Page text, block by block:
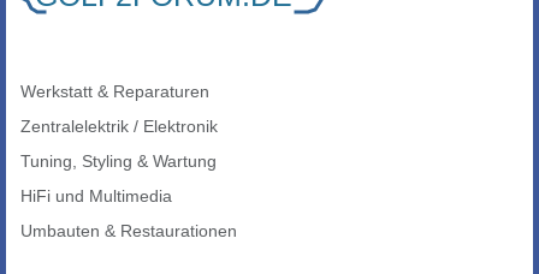
Werkstatt & Reparaturen
Zentralelektrik / Elektronik
Tuning, Styling & Wartung
HiFi und Multimedia
Umbauten & Restaurationen